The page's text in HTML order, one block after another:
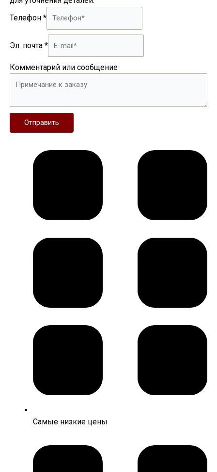
Телефон *
Эл. почта *
Комментарий или сообщение
Отправить
Самые низкие цены